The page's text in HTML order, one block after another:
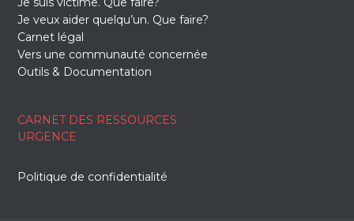
Je veux aider quelqu’un. Que faire?
Carnet légal
Vers une communauté concernée
Outils & Documentation
CARNET DES RESSOURCES
URGENCE
Politique de confidentialité